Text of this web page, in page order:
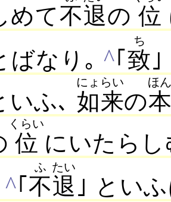
めて不退の 位
ばなり｡ ^｢ 致
ち
ふ､ 如来
にょらい
の
ほ
位
くらい
にいたら
^｢ 不
ふ
退
たい
｣ とい